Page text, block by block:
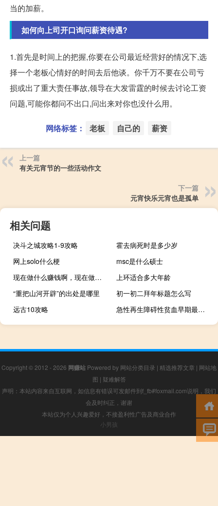
当的加薪。
如何向上司开口询问薪资待遇?
1.首先是时间上的把握,你要在公司最近经营好的情况下,选
择一个老板心情好的时间去后他谈。你千万不要在公司亏
损或出了重大责任事故,领导在大发雷霆的时候去讨论工资
问题,可能你都问不出口,问出来对你也没什么用。
网络标签： 老板 自己的 薪资
上一篇
有关元宵节的一些活动作文
下一篇
元宵快乐元宵也是孤单
相关问题
决斗之城攻略1-9攻略
霍去病死时是多少岁
网上solo什么梗
msc是什么硕士
现在做什么赚钱啊，现在做什么可以挣钱啊
上环适合多大年龄
“重把山河开辟”的出处是哪里
初一初二拜年标题怎么写
远古10攻略
急性再生障碍性贫血早期最突出的表现是（急性再生障碍性贫血）
Copyright © 2012 - 2026 网赚站 Powered by 网站分类目录 | 精选推荐文章 | 网站地
图 | 疑难解答
声明：本站内容来自互联网，如信息有错误可发邮件到f_fb#foxmail.com说明，我们
会及时纠正，谢谢
本站仅为个人兴趣爱好，不接盈利性广告及商业合作
小男孩